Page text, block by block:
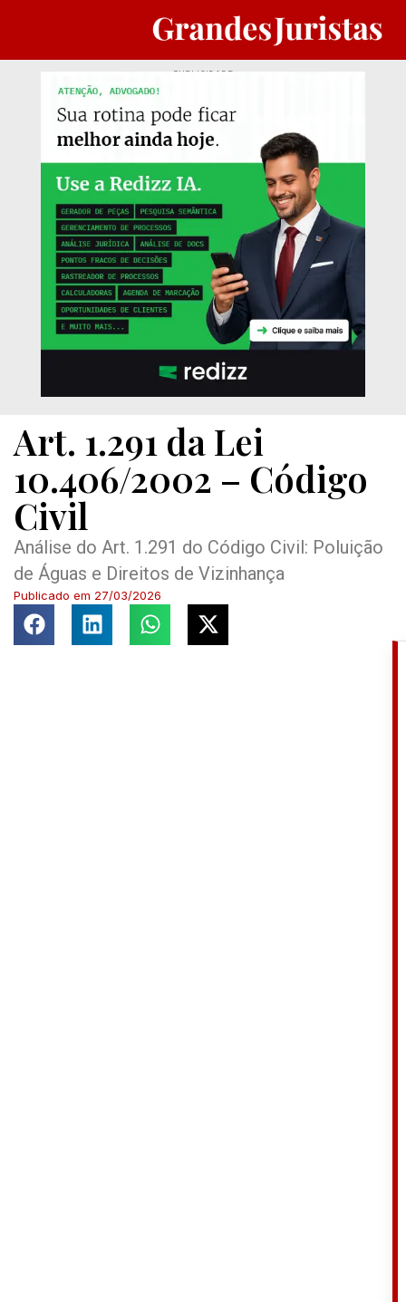
PUBLICIDADE
Art. 1.291 da Lei
10.406/2002 – Código
Civil
Análise do Art. 1.291 do Código Civil: Poluição
de Águas e Direitos de Vizinhança
Publicado em 27/03/2026